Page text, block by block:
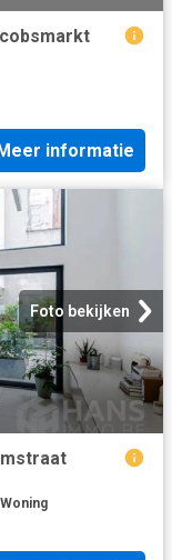
Meer informatie
Foto bekijken